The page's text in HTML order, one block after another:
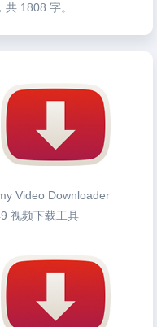
共 1808 字。
Video Downloader
视频下载工具